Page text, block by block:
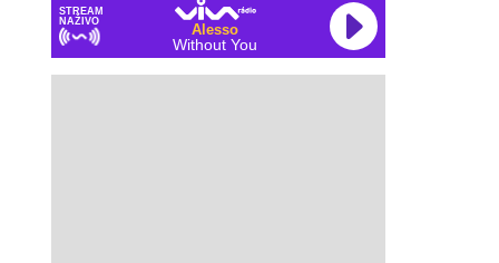
STREAM
NAŽIVO
Alesso
Without You